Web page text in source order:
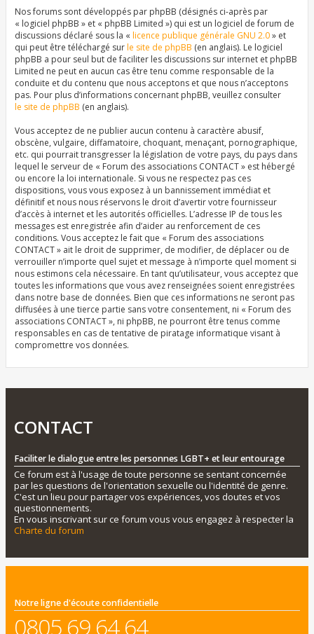
Nos forums sont développés par phpBB (désignés ci-après par
« logiciel phpBB » et « phpBB Limited ») qui est un logiciel de forum de
discussions déclaré sous la « licence publique générale GNU 2.0» et
qui peut être téléchargé surle site de phpBB (en anglais). Le logiciel
phpBB a pour seul but de faciliter les discussions sur internet et phpBB
Limited ne peut en aucun cas être tenu comme responsable de la
conduite et du contenu que nous acceptons et que nous n’acceptons
pas. Pour plus d’informations concernant phpBB, veuillez consulter
le site de phpBB (en anglais).
Vous acceptez de ne publier aucun contenu à caractère abusif,
obscène, vulgaire, diffamatoire, choquant, menaçant, pornographique,
etc. qui pourrait transgresser la législation de votre pays, du pays dans
lequel le serveur de « Forum des associations CONTACT » est hébergé
ou encore la loi internationale. Si vous ne respectez pas ces
dispositions, vous vous exposez à un bannissement immédiat et
définitif et nous nous réservons le droit d’avertir votre fournisseur
d’accès à internet et les autorités officielles. L’adresse IP de tous les
messages est enregistrée afin d’aider au renforcement de ces
conditions. Vous acceptez le fait que « Forum des associations
CONTACT » ait le droit de supprimer, de modifier, de déplacer ou de
verrouiller n’importe quel sujet et message à n’importe quel moment si
nous estimons cela nécessaire. En tant qu’utilisateur, vous acceptez que
toutes les informations que vous avez renseignées soient enregistrées
dans notre base de données. Bien que ces informations ne seront pas
diffusées à une tierce partie sans votre consentement, ni « Forum des
associations CONTACT », ni phpBB, ne pourront être tenus comme
responsables en cas de tentative de piratage informatique visant à
compromettre vos données.
CONTACT
Faciliter le dialogue entre les personnes LGBT+ et leur entourage
Ce forum est à l'usage de toute personne se sentant concernée
par les questions de l'orientation sexuelle ou l'identité de genre.
C'est un lieu pour partager vos expériences, vos doutes et vos
questionnements.
En vous inscrivant sur ce forum vous vous engagez à respecter la
Charte du forum
Notre ligne d'écoute confidentielle
0805 69 64 64